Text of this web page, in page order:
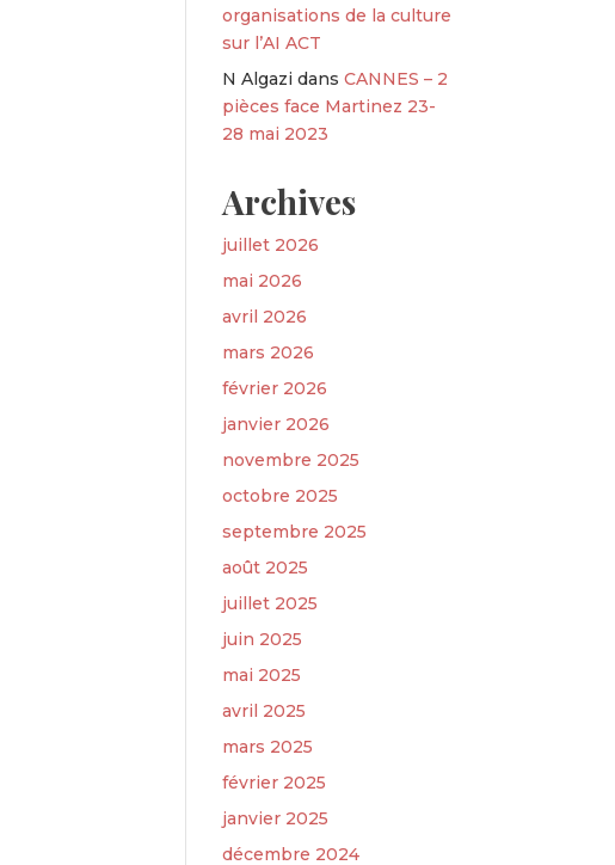
organisations de la culture
sur l’AI ACT
N Algazi dansCANNES – 2
pièces face Martinez 23-
28 mai 2023
Archives
juillet 2026
mai 2026
avril 2026
mars 2026
février 2026
janvier 2026
novembre 2025
octobre 2025
septembre 2025
août 2025
juillet 2025
juin 2025
mai 2025
avril 2025
mars 2025
février 2025
janvier 2025
décembre 2024